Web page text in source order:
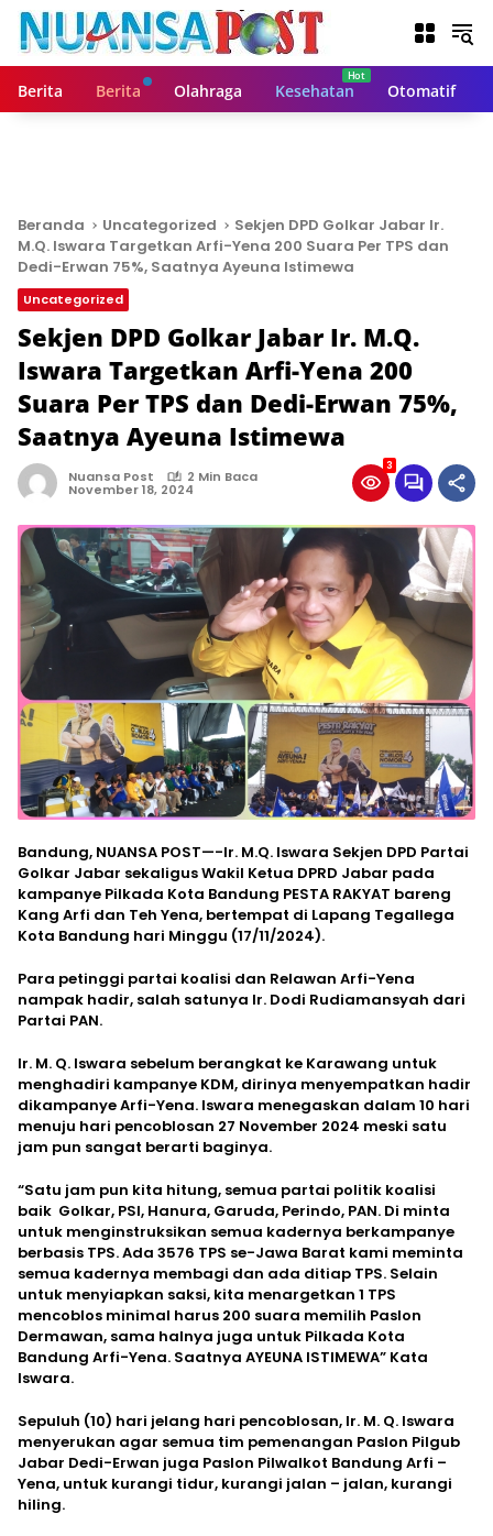
Berita Berita Olahraga Kesehatan Otomatif
Beranda Uncategorized
Sekjen DPD Golkar Jabar Ir.
M.Q. Iswara Targetkan Arfi-Yena 200 Suara Per TPS dan
Dedi-Erwan 75%, Saatnya Ayeuna Istimewa
Uncategorized
Sekjen DPD Golkar Jabar Ir. M.Q.
Iswara Targetkan Arfi-Yena 200
Suara Per TPS dan Dedi-Erwan 75%,
Saatnya Ayeuna Istimewa
Nuansa Post 2 Min Baca
November 18, 2024
3
Bandung, NUANSA POST—-Ir. M.Q. Iswara Sekjen DPD Partai
Golkar Jabar sekaligus Wakil Ketua DPRD Jabar pada
kampanye Pilkada Kota Bandung PESTA RAKYAT bareng
Kang Arfi dan Teh Yena, bertempat di Lapang Tegallega
Kota Bandung hari Minggu (17/11/2024).
Para petinggi partai koalisi dan Relawan Arfi-Yena
nampak hadir, salah satunya Ir. Dodi Rudiamansyah dari
Partai PAN.
Ir. M. Q. Iswara sebelum berangkat ke Karawang untuk
menghadiri kampanye KDM, dirinya menyempatkan hadir
dikampanye Arfi-Yena. Iswara menegaskan dalam 10 hari
menuju hari pencoblosan 27 November 2024 meski satu
jam pun sangat berarti baginya.
“Satu jam pun kita hitung, semua partai politik koalisi
baik Golkar, PSI, Hanura, Garuda, Perindo, PAN. Di minta
untuk menginstruksikan semua kadernya berkampanye
berbasis TPS. Ada 3576 TPS se-Jawa Barat kami meminta
semua kadernya membagi dan ada ditiap TPS. Selain
untuk menyiapkan saksi, kita menargetkan 1 TPS
mencoblos minimal harus 200 suara memilih Paslon
Dermawan, sama halnya juga untuk Pilkada Kota
Bandung Arfi-Yena. Saatnya AYEUNA ISTIMEWA” Kata
Iswara.
Sepuluh (10) hari jelang hari pencoblosan, Ir. M. Q. Iswara
menyerukan agar semua tim pemenangan Paslon Pilgub
Jabar Dedi-Erwan juga Paslon Pilwalkot Bandung Arfi –
Yena, untuk kurangi tidur, kurangi jalan – jalan, kurangi
hiling.